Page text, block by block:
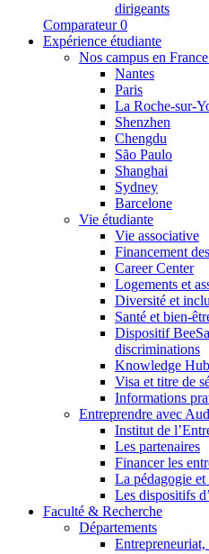
dirigeants
Comparateur 0
Expérience étudiante
Nos campus en
Nantes
Paris
La Roche-sur-
Shenzhen
Chengdu
São Paulo
Shanghai
Sydney
Barcelone
Vie étudiante
Vie associative
Financement
Career Center
Logements et
Diversité et
Santé et bien-
Dispositif
discriminations
Knowledge Hub
Visa et titre de
Informations
Entreprendre avec
Institut de
Les partenaires
Financer les
La pédagogie et
Les dispositifs
Faculté & Recherche
Départements